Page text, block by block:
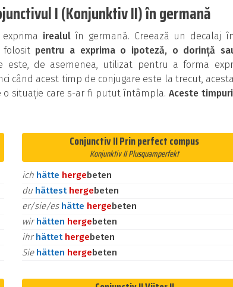
I (Konjunktiv II) în germană
irealulîn germană. Creează un decalaj
pentru a exprima o ipoteză, o dorință
este, de asemenea, utilizat pentru a forma
când acest timp de conjugare este la trecut,
o situație care s-ar fi putut întâmpla.Aceste
Conjunctiv II Prin perfect compus
Konjunktiv II Plusquamperfekt
ich hätte hergebeten
du hättest hergebeten
er/sie/es hätte hergebeten
wirhätten hergebeten
ihrhättet hergebeten
Sie hätten hergebeten